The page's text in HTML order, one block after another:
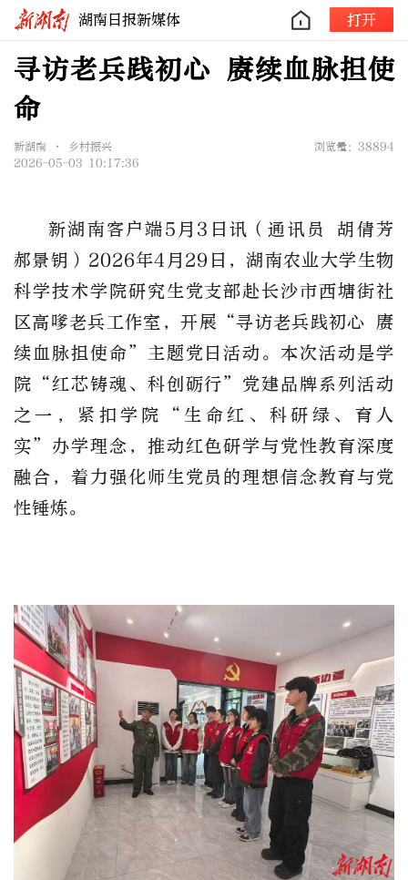
湖南日报新媒体 打开
寻访老兵践初心 赓续血脉担使
命
新湖南 • 乡村振兴
浏览量：38894
2026-05-03 10:17:36
新湖南客户端5月3日讯（通讯员 胡倩芳
郝景钥 ）2026年4月29日，湖南农业大学生物
科学技术学院研究生党支部赴长沙市西塘街社
区高嗲老兵工作室，开展“寻访老兵践初心 赓
续血脉担使命”主题党日活动。本次活动是学
院“红芯铸魂、科创砺行”党建品牌系列活动
之一，紧扣学院“生命红、科研绿、育人
实”办学理念，推动红色研学与党性教育深度
融合，着力强化师生党员的理想信念教育与党
性锤炼。